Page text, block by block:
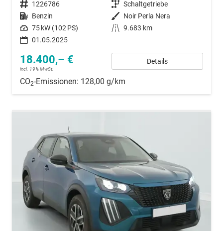
Fahrzeugnummer 1226786 Getriebe Schaltgetriebe
Kraftstoff Benzin Außenfarbe Noir Perla Nera
Leistung 75 kW (102 PS) Kilometerstand 9.683 km
01.05.2025
18.400,– €
incl. 19% MwSt.
Details
CO2-Emissionen: 128,00 g/km